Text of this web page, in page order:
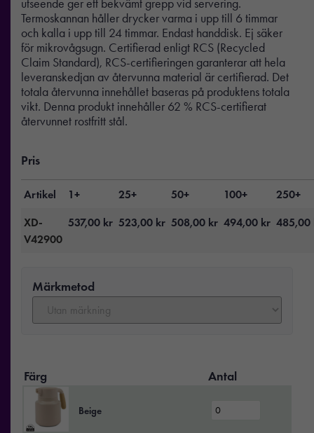
utseende ger ett bekvämt grepp vid servering.
Termoskannan håller drycker varma i upp till 6 timmar
och kalla i upp till 24 timmar. Endast handdisk. Ej säker
för mikrovågsugn. Certifierad enligt RCS (Recycled
Claim Standard), RCS-certifieringen garanterar att hela
leveranskedjan av återvunna material är certifierad. Det
totala återvunna innehållet baseras på produktens totala
vikt. Denna produkt innehåller 62 % RCS-certifierat
återvunnet rostfritt stål.
Pris
Artikel 1+ 25+ 50+ 100+
250+
XD-
V42900
537,00 kr 523,00 kr 508,00 kr 494,00 kr 485,00
Märkmetod
Färg Antal
Beige